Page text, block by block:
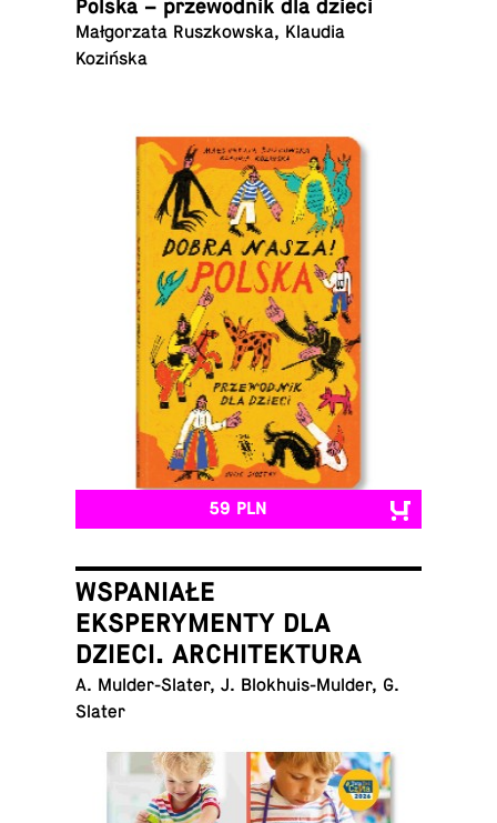
Polska – prze­wod­nik dla dzieci
Mał­go­rza­ta Rusz­kow­ska, Klaudia
Kozińska
59 PLN
WSPANIAŁE
EKSPERYMENTY DLA
DZIECI. ARCHITEKTURA
A. Mul­der-Sla­ter, J. Blo­khu­is-Mul­der, G.
Slater